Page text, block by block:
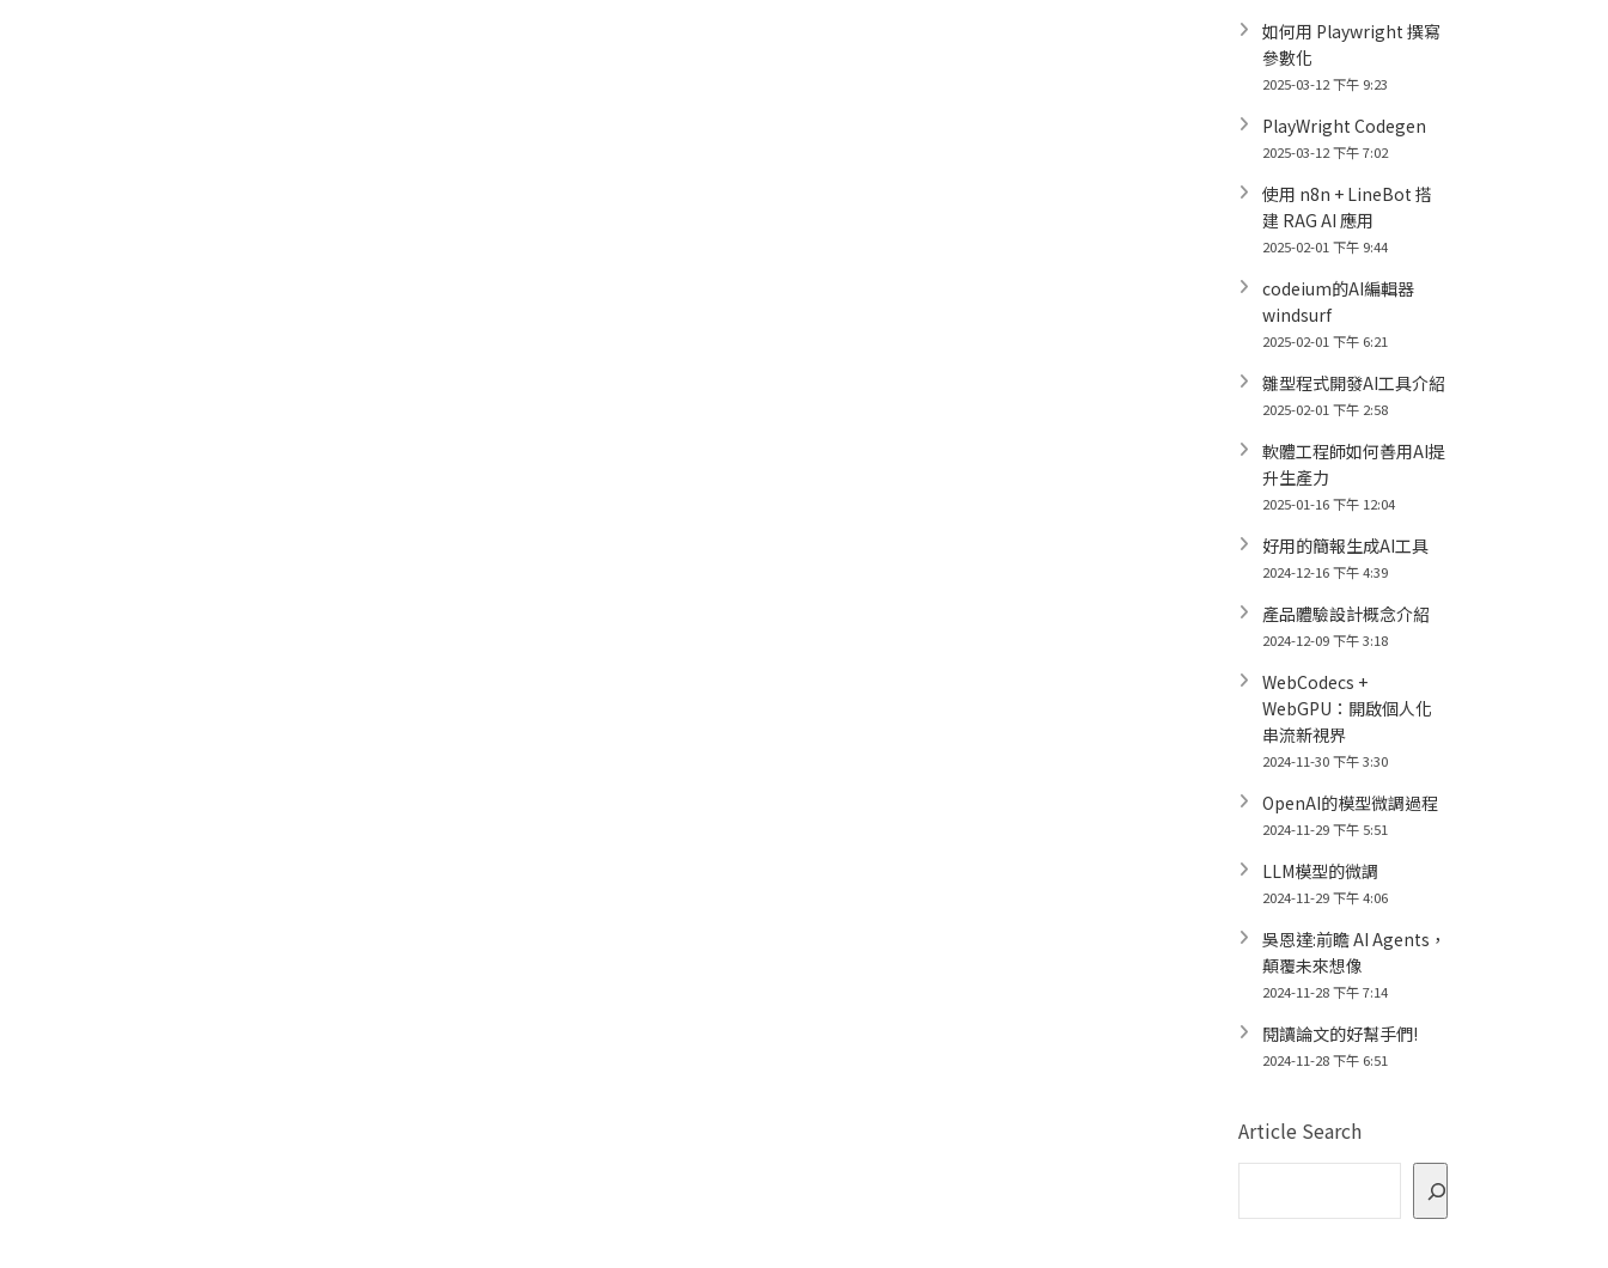
如何用 Playwright 撰寫
參數化
2025-03-12 下午 9:23
PlayWright Codegen
2025-03-12 下午 7:02
使用 n8n + LineBot 搭
建 RAG AI 應用
2025-02-01 下午 9:44
codeium的AI編輯器
windsurf
2025-02-01 下午 6:21
雛型程式開發AI工具介紹
2025-02-01 下午 2:58
軟體工程師如何善用AI提
升生產力
2025-01-16 下午 12:04
好用的簡報生成AI工具
2024-12-16 下午 4:39
產品體驗設計概念介紹
2024-12-09 下午 3:18
WebCodecs +
WebGPU：開啟個人化
串流新視界
2024-11-30 下午 3:30
OpenAI的模型微調過程
2024-11-29 下午 5:51
LLM模型的微調
2024-11-29 下午 4:06
吳恩達:前瞻 AI Agents，
顛覆未來想像
2024-11-28 下午 7:14
閱讀論文的好幫手們!
2024-11-28 下午 6:51
Article Search